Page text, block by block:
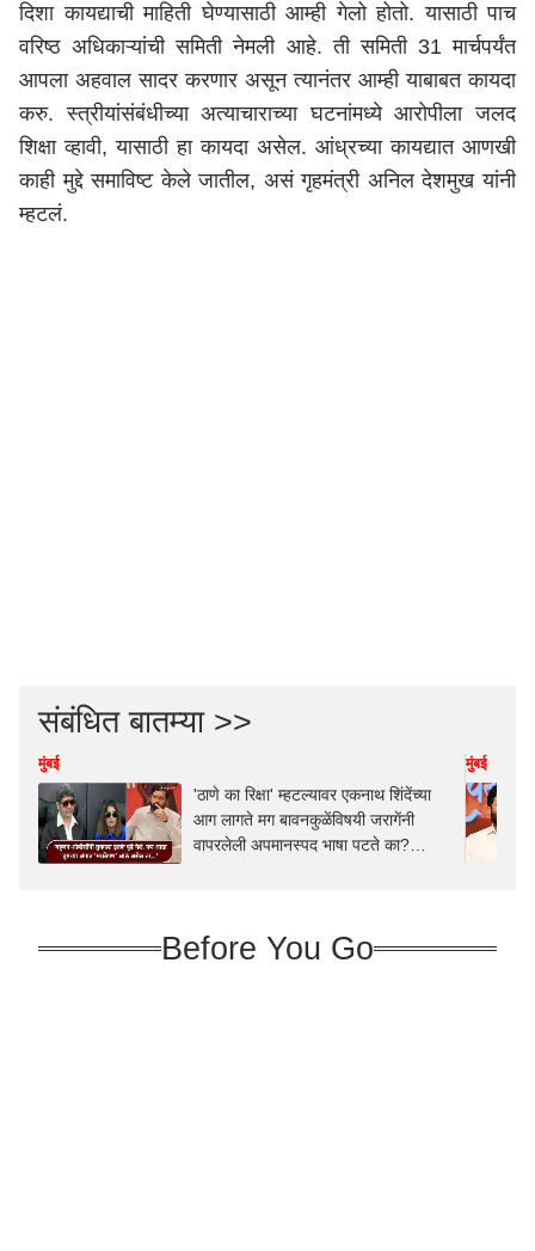
दिशा कायद्याची माहिती घेण्यासाठी आम्ही गेलो होतो. यासाठी पाच
वरिष्ठ अधिकाऱ्यांची समिती नेमली आहे. ती समिती 31 मार्चपर्यंत
आपला अहवाल सादर करणार असून त्यानंतर आम्ही याबाबत कायदा
करु. स्त्रीयांसंबंधीच्या अत्याचाराच्या घटनांमध्ये आरोपीला जलद
शिक्षा व्हावी, यासाठी हा कायदा असेल. आंध्रच्या कायद्यात आणखी
काही मुद्दे समाविष्ट केले जातील, असं गृहमंत्री अनिल देशमुख यांनी
म्हटलं.
संबंधित बातम्या >>
मुंबई
'ठाणे का रिक्षा' म्हटल्यावर एकनाथ शिंदेंच्या
आग लागते मग बावनकुळेंविषयी जरागेंनी
वापरलेली अपमानस्पद भाषा पटते का?
मुंबई
Before You Go